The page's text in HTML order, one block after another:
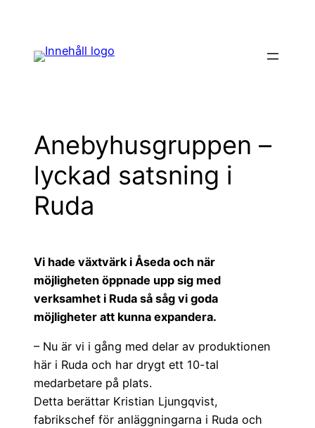
innehåll
Anebyhusgruppen –
lyckad satsning i
Ruda
Vi hade växtvärk i Åseda och när
möjligheten öppnade upp sig med
verksamhet i Ruda så såg vi goda
möjligheter att kunna expandera.
– Nu är vi i gång med delar av produktionen
här i Ruda och har drygt ett 10-tal
medarbetare på plats.
Detta berättar Kristian Ljungqvist,
fabrikschef för anläggningarna i Ruda och